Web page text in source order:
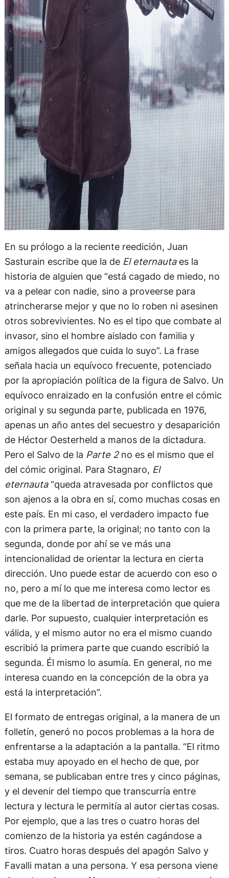
En su prólogo a la reciente reedición, Juan
Sasturain escribe que la de El eternautaes la
historia de alguien que “está cagado de miedo, no
va a pelear con nadie, sino a proveerse para
atrincherarse mejor y que no lo roben ni asesinen
otros sobrevivientes. No es el tipo que combate al
invasor, sino el hombre aislado con familia y
amigos allegados que cuida lo suyo”. La frase
señala hacia un equívoco frecuente, potenciado
por la apropiación política de la figura de Salvo. Un
equívoco enraizado en la confusión entre el cómic
original y su segunda parte, publicada en 1976,
apenas un año antes del secuestro y desaparición
de Héctor Oesterheld a manos de la dictadura.
Pero el Salvo de la Parte 2no es el mismo que el
del cómic original. Para Stagnaro, El
eternauta“queda atravesada por conflictos que
son ajenos a la obra en sí, como muchas cosas en
este país. En mi caso, el verdadero impacto fue
con la primera parte, la original; no tanto con la
segunda, donde por ahí se ve más una
intencionalidad de orientar la lectura en cierta
dirección. Uno puede estar de acuerdo con eso o
no, pero a mí lo que me interesa como lector es
que me de la libertad de interpretación que quiera
darle. Por supuesto, cualquier interpretación es
válida, y el mismo autor no era el mismo cuando
escribió la primera parte que cuando escribió la
segunda. Él mismo lo asumía. En general, no me
interesa cuando en la concepción de la obra ya
está la interpretación”.
El formato de entregas original, a la manera de un
folletín, generó no pocos problemas a la hora de
enfrentarse a la adaptación a la pantalla. “El ritmo
estaba muy apoyado en el hecho de que, por
semana, se publicaban entre tres y cinco páginas,
y el devenir del tiempo que transcurría entre
lectura y lectura le permitía al autor ciertas cosas.
Por ejemplo, que a las tres o cuatro horas del
comienzo de la historia ya estén cagándose a
tiros. Cuatro horas después del apagón Salvo y
Favalli matan a una persona. Y esa persona viene